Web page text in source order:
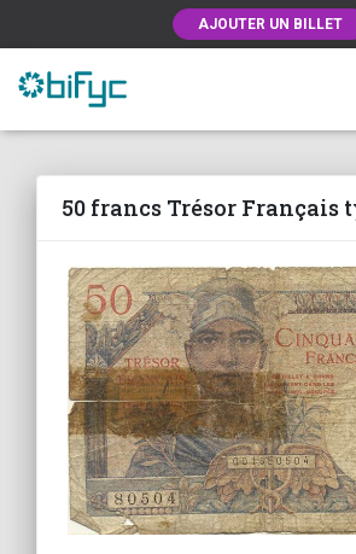
AJOUTER UN BILLET
50 francs Trésor Français